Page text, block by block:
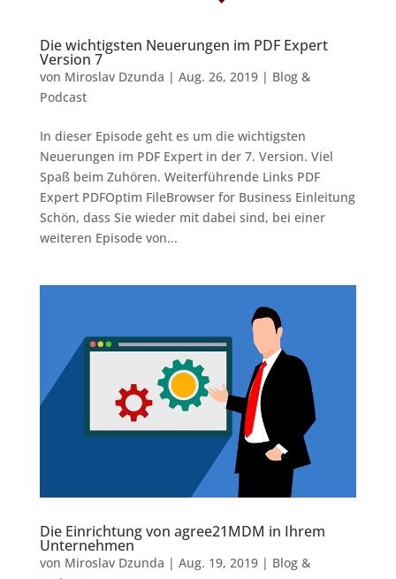
Die wichtigsten Neuerungen im PDF Expert
Version 7
von Miroslav Dzunda | Aug. 26, 2019| Blog &
Podcast
In dieser Episode geht es um die wichtigsten
Neuerungen im PDF Expert in der 7. Version. Viel
Spaß beim Zuhören. Weiterführende Links PDF
Expert PDFOptim FileBrowser for Business Einleitung
Schön, dass Sie wieder mit dabei sind, bei einer
weiteren Episode von...
Die Einrichtung von agree21MDM in Ihrem
Unternehmen
von Miroslav Dzunda | Aug. 19, 2019| Blog &